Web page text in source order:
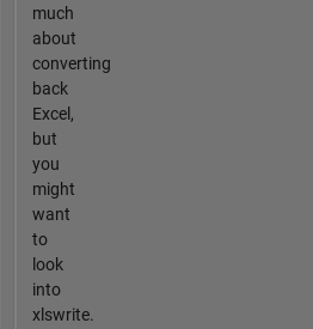
much
about
converting
back
Excel,
but
you
might
want
to
look
into
xlswrite.